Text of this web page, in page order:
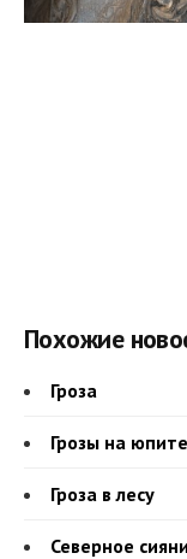
Похожие
Гроза
Грозы на
Гроза в лесу
Северное